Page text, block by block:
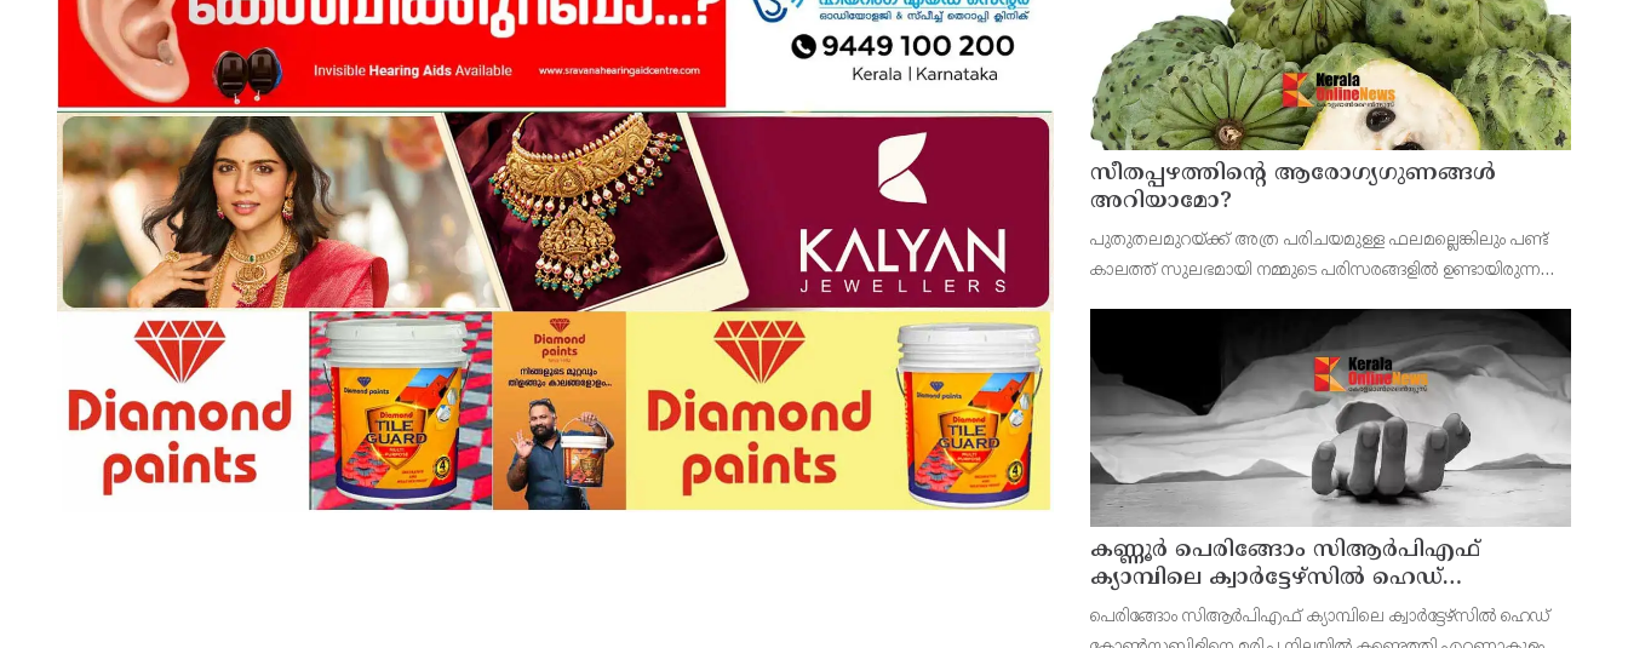
സീതപ്പഴത്തിന്റെ ആരോഗ്യഗുണങ്ങൾ
അറിയാമോ?
പുതുതലമുറയ്ക്ക് അത്ര പരിചയമുള്ള ഫലമല്ലെങ്കിലും പണ്ട്
കാലത്ത് സുലഭമായി നമ്മുടെ പരിസരങ്ങളിൽ ഉണ്ടായിരുന്ന
ആസ്ത്മ അടക്കമുള്ള പ്രശ്‌നങ്ങൾക്കും സീതപ്പഴം ഗുണകര
കണ്ണൂര്‍ പെരിങ്ങോം സിആര്‍പിഎഫ്
ക്യാമ്പിലെ ക്വാര്‍ട്ടേഴ്സില്‍ ഹെഡ്
കോണ്‍സ്റ്റബിളിനെ മരിച്ച നിലയില്‍
കണ്ടെത്തി
പെരിങ്ങോം സിആർപിഎഫ് ക്യാമ്പിലെ ക്വാർട്ടേഴ്സില്‍ ഹെഡ്